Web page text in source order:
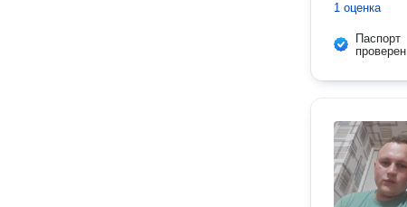
1 оценка
Паспорт
проверен